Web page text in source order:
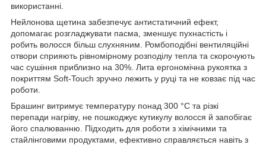
використанні.
Нейлонова щетина забезпечує антистатичний ефект,
допомагає розгладжувати пасма, зменшує пухнастість і
робить волосся більш слухняним. Ромбоподібні вентиляційні
отвори сприяють рівномірному розподілу тепла та скорочують
час сушіння приблизно на 30%. Лита ергономічна рукоятка з
покриттям Soft-Touch зручно лежить у руці та не ковзає під час
роботи.
Брашинг витримує температуру понад 300 °C та різкі
перепади нагріву, не пошкоджує кутикулу волосся й запобігає
його спалюванню. Підходить для роботи з хімічними та
стайлінговими продуктами, ефективно справляється навіть з